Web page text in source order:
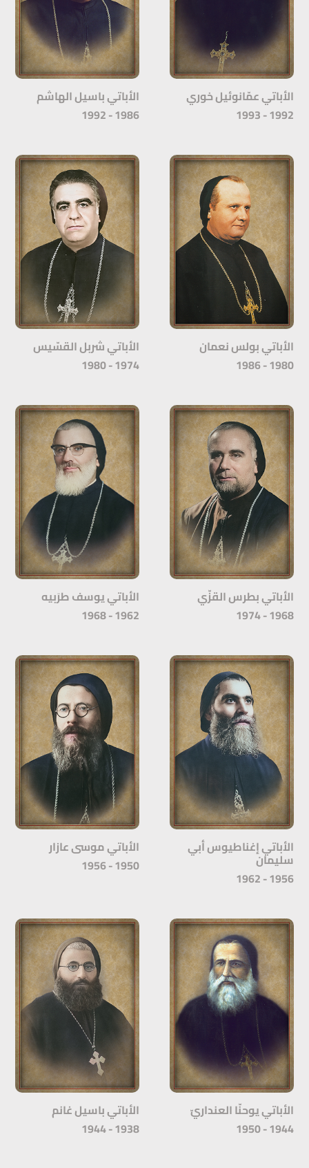
الأباتي عمّانوئيل خوري
1992 - 1993
الأباتي باسيل الهاشم
1986 - 1992
الأباتي بولس نعمان
1980 - 1986
الأباتي شربل القسّيس
1974 - 1980
الأباتي بطرس القزّي
1968 - 1974
الأباتي يوسف طرَبيه
1962 - 1968
الأباتي إغناطيوس أبي
سليمان
1956 - 1962
الأباتي موسى عازار
1950 - 1956
الأباتي يوحنّا العنداريّ
1944 - 1950
الأباتي باسيل غانم
1938 - 1944